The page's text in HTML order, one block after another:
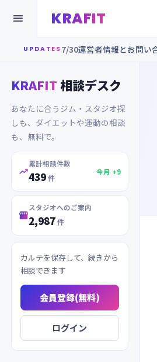
KRAFIT

UPDATES 7/30運営者情報とお問い
KRAFIT 相談デスク
あなたに合うジム・スタジオ探
しも、ダイエットや運動の相談
も、無料で。

累計相談件数
439件
今月 +9

スタジオへのご案内
2,987件
カルテを保存して、続きから
相談できます
会員登録(無料)
ログイン